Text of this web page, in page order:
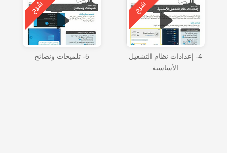
4- إعدادات نظام التشغيل
الأساسية
5- تلميحات ونصائح